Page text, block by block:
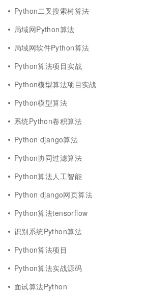
Python二叉搜索树算法
局域网Python算法
局域网软件Python算法
Python算法项目实战
Python模型算法项目实战
Python模型算法
系统Python卷积算法
Python django算法
Python协同过滤算法
Python算法人工智能
Python django网页算法
Python算法tensorflow
识别系统Python算法
Python算法项目
Python算法实战源码
面试算法Python